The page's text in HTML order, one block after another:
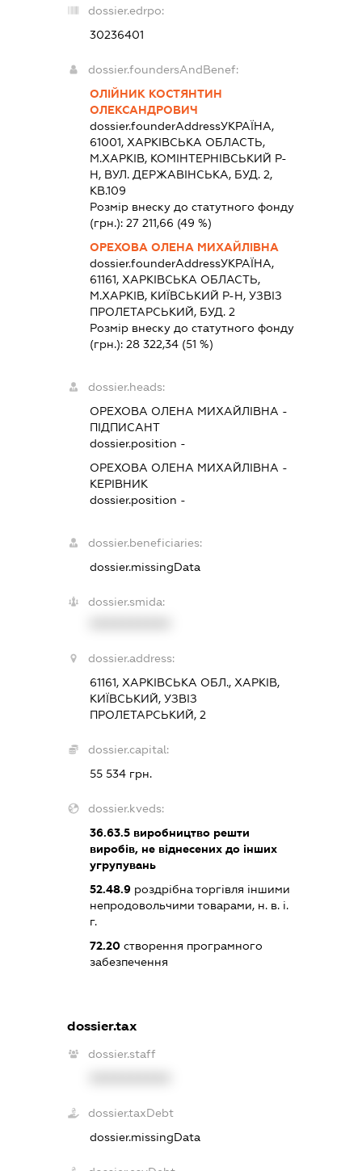
dossier.edrpo:
30236401
dossier.foundersAndBenef:
ОЛІЙНИК КОСТЯНТИН
ОЛЕКСАНДРОВИЧ
dossier.founderAddressУКРАЇНА,
61001, ХАРКIВСЬКА ОБЛАСТЬ,
М.ХАРКІВ, КОМІНТЕРНІВСЬКИЙ Р-
Н, ВУЛ. ДЕРЖАВІНСЬКА, БУД. 2,
КВ.109
Розмір внеску до статутного фонду
(грн.):27 211,66 (49 %)
ОРЕХОВА ОЛЕНА МИХАЙЛІВНА
dossier.founderAddressУКРАЇНА,
61161, ХАРКIВСЬКА ОБЛАСТЬ,
М.ХАРКІВ, КИЇВСЬКИЙ Р-Н, УЗВIЗ
ПРОЛЕТАРСЬКИЙ, БУД. 2
Розмір внеску до статутного фонду
(грн.):28 322,34 (51 %)
dossier.heads:
ОРЕХОВА ОЛЕНА МИХАЙЛІВНА -
ПІДПИСАНТ
dossier.position -
ОРЕХОВА ОЛЕНА МИХАЙЛІВНА -
КЕРІВНИК
dossier.position -
dossier.beneficiaries:
dossier.missingData
dossier.smida:
dossier.address:
61161, ХАРКІВСЬКА ОБЛ., ХАРКІВ,
КИЇВСЬКИЙ, УЗВІЗ
ПРОЛЕТАРСЬКИЙ, 2
dossier.capital:
55 534 грн.
dossier.kveds:
36.63.5 виробництво решти
виробів, не віднесених до інших
угрупувань
52.48.9 роздрібна торгівля іншими
непродовольчими товарами, н. в. і.
г.
72.20 створення програмного
забезпечення
dossier.tax
dossier.staff
dossier.taxDebt
dossier.missingData